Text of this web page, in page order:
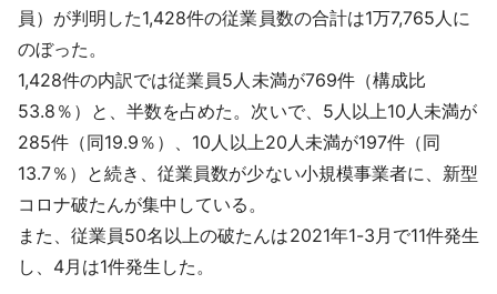
員）が判明した1,428件の従業員数の合計は1万7,765人に
のぼった。
1,428件の内訳では従業員5人未満が769件（構成比
53.8％）と、半数を占めた。次いで、5人以上10人未満が
285件（同19.9％）、10人以上20人未満が197件（同
13.7％）と続き、従業員数が少ない小規模事業者に、新型
コロナ破たんが集中している。
また、従業員50名以上の破たんは2021年1-3月で11件発生
し、4月は1件発生した。